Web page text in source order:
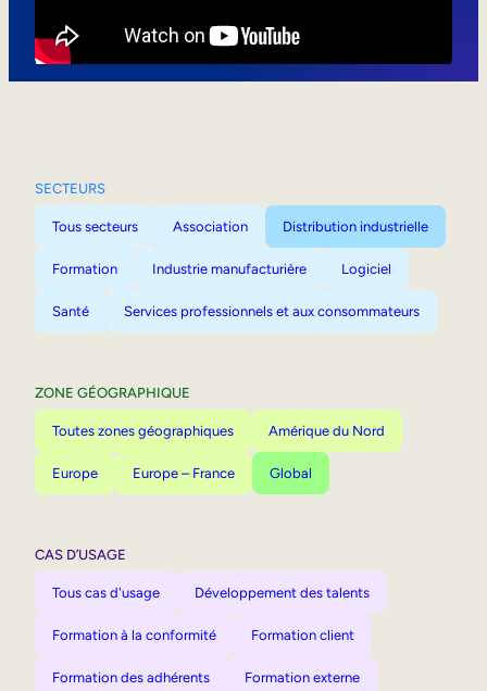
SECTEURS
Tous secteurs Association Distribution industrielle
Formation Industrie manufacturière Logiciel
Santé Services professionnels et aux consommateurs
ZONE GÉOGRAPHIQUE
Toutes zones géographiques Amérique du Nord
Europe Europe – France Global
CAS D’USAGE
Tous cas d'usage Développement des talents
Formation à la conformité Formation client
Formation des adhérents Formation externe